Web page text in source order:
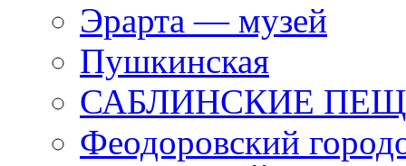
Эрарта — музей
Пушкинская
САБЛИНСКИЕ
Феодоровский